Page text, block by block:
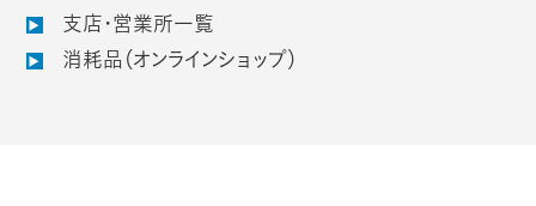
支店・営業所一覧
消耗品（オンラインショップ）